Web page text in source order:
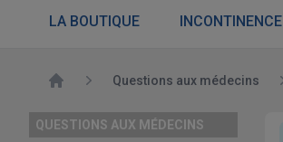
LA BOUTIQUE INCONTINENCE
Accueil Questions aux médecins
QUESTIONS AUX MÉDECINS